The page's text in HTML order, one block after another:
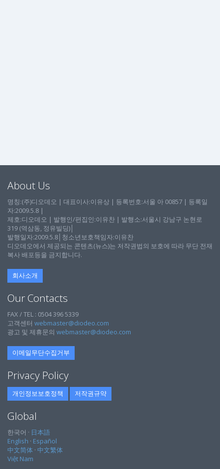
About Us
명칭:(주)디오데오 | 대표이사:이유상 | 등록번호:서울 아 00857 | 등록일
자:2009.5.8 |
제호:디오데오 | 발행인/편집인:이유찬 | 발행소:서울시 강남구 논현로
319 (역삼동, 정유빌딩)│
발행일자:2009.5.8│청소년보호책임자:이유찬
디오데오에서 제공되는 콘텐츠(뉴스)는 저작권법의 보호에 따라 무단 전재
복사 배포등을 금지합니다.
회사소개
Our Contacts
FAX / TEL : 0504 396 5339
고객센터 webmaster@diodeo.com
광고 및 제휴문의 webmaster@diodeo.com
이메일무단수집거부
Privacy Policy
개인정보보호정책 저작권규약
Global
한국어 · 日本語
English · Español
中文简体 · 中文繁体
Việt Nam